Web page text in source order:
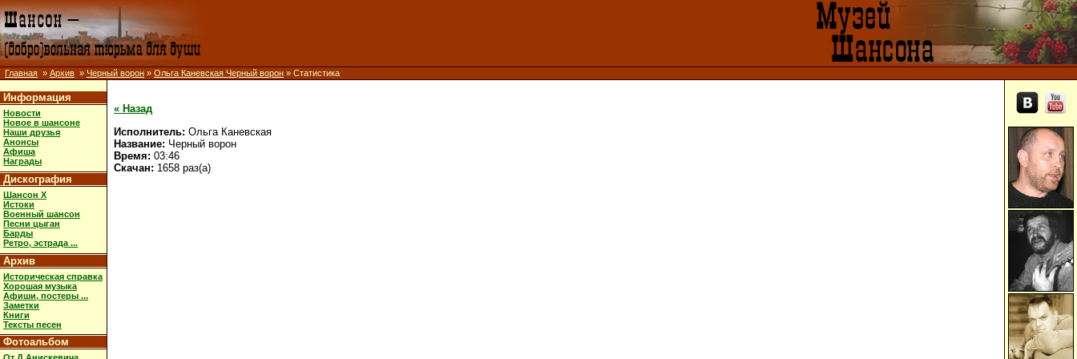
Главная » Архив » Черный ворон » Ольга Каневская Черный ворон » Статистика
Информация
Новости
Новое в шансоне
Наши друзья
Анонсы
Афиша
Награды
Дискография
Шансон X
Истоки
Военный шансон
Песни цыган
Барды
Ретро, эстрада ...
Архив
Историческая справка
Хорошая музыка
Афиши, постеры ...
Заметки
Книги
Тексты песен
Фотоальбом
« Назад
Исполнитель: Ольга Каневская
Название: Черный ворон
Время: 03:46
Скачан: 1658 раз(а)